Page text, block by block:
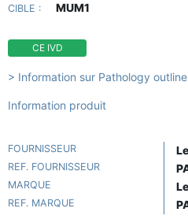
CIBLE : MUM1
CE IVD
> Information sur Pathology
Information produit
FOURNISSEUR
REF. FOURNISSEUR
MARQUE
REF. MARQUE